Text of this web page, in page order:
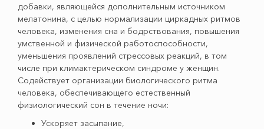
добавки, являющейся дополнительным источником
мелатонина, с целью нормализации циркадных ритмов
человека, изменения сна и бодрствования, повышения
умственной и физической работоспособности,
уменьшения проявлений стрессовых реакций, в том
числе при климактерическом синдроме у женщин.
Содействует организации биологического ритма
человека, обеспечивающего естественный
физиологический сон в течение ночи:
Ускоряет засыпание,